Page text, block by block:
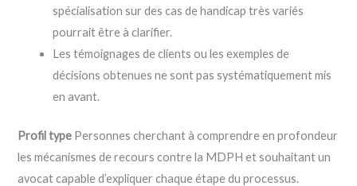
spécialisation sur des cas de handicap très variés
pourrait être à clarifier.
Les témoignages de clients ou les exemples de
décisions obtenues ne sont pas systématiquement mis
en avant.
Profil type Personnes cherchant à comprendre en profondeur
les mécanismes de recours contre la MDPH et souhaitant un
avocat capable d’expliquer chaque étape du processus.